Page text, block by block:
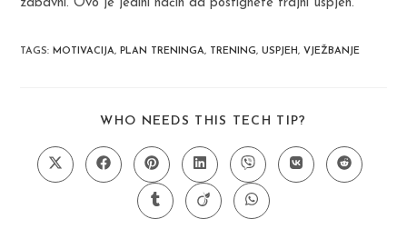
zabavni. Ovo je jedini način da postignete trajni uspjeh.
TAGS: MOTIVACIJA, PLAN TRENINGA, TRENING, USPJEH, VJEŽBANJE
WHO NEEDS THIS TECH TIP?
CONTENT
Opens
in
Opens
in
Opens
in
a
new
window
Opens
in
a
new
window
Opens
in
a
new
window
Opens
in
Opens
in
Opens
in
Opens
in
Opens
in